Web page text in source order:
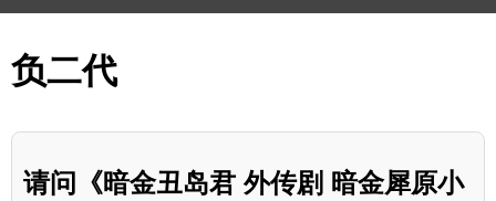
负二代
请问《暗金丑岛君 外传剧 暗金犀原小